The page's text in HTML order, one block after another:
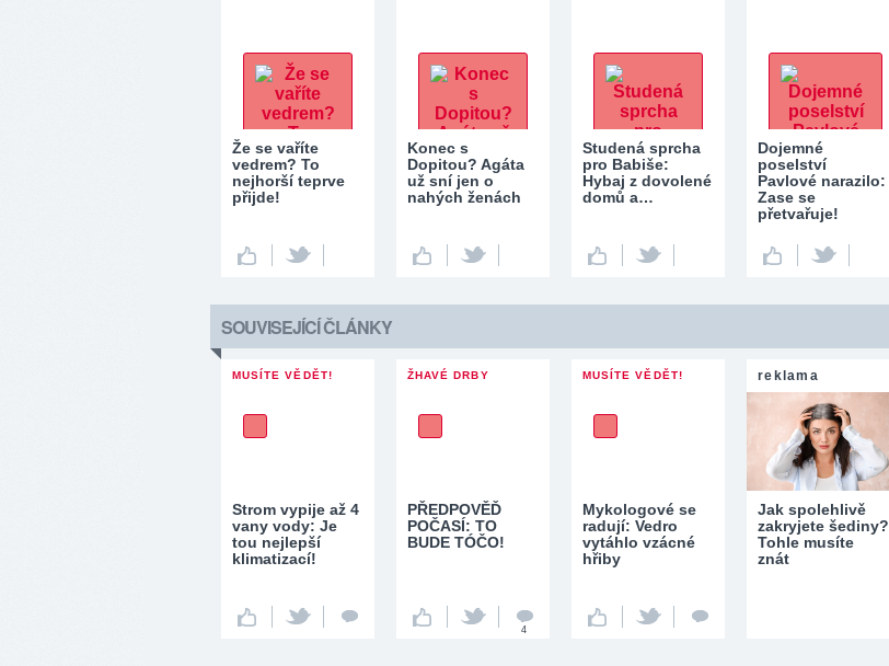
Že se vaříte
vedrem? To
nejhorší teprve
přijde!
Konec s
Dopitou? Agáta
už sní jen o
nahých ženách
Studená sprcha
pro Babiše:
Hybaj z dovolené
domů a…
Dojemné
poselství
Pavlové narazilo:
Zase se
přetvařuje!
SOUVISEJÍCÍ ČLÁNKY
MUSÍTE VĚDĚT!
Strom vypije až 4
vany vody: Je
tou nejlepší
klimatizací!
ŽHAVÉ DRBY
PŘEDPOVĚĎ
POČASÍ: TO
BUDE TÓČO!
4
MUSÍTE VĚDĚT!
Mykologové se
radují: Vedro
vytáhlo vzácné
hřiby
reklama
Jak spolehlivě
zakryjete šediny?
Tohle musíte
znát